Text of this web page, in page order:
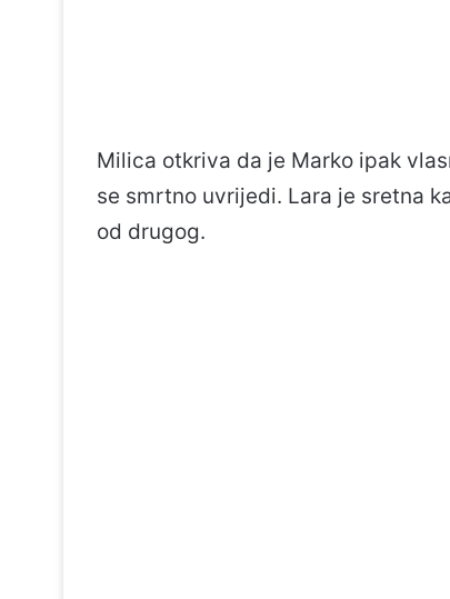
Milica otkriva da je Marko ipak
se smrtno uvrijedi. Lara je sretna
od drugog.